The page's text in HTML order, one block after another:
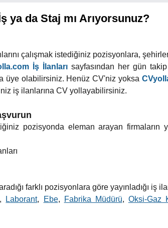
ya da Staj mı Arıyorsunuz?
çalışmak istediğiniz pozisyonlara,
İş İlanlarısayfasından her gün
üye olabilirsiniz. Henüz CV'niz yoksa
iş ilanlarına CV yollayabilirsiniz.
pozisyonda eleman arayan firmaların
farklı pozisyonlara göre yayınladığı iş
, Laborant, Ebe, Fabrika Müdürü, Oksi-Gaz